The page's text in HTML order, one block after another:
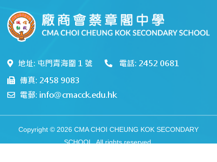
地址: 屯門青海圍 1 號
電話: 2452 0681
傳真: 2458 9083
電郵: info@cmacck.edu.hk
Copyright © 2026 CMA CHOI CHEUNG KOK SECONDARY
SCHOOL. All rights reserved.